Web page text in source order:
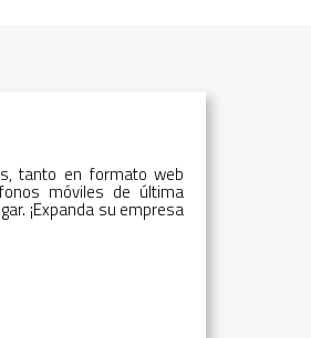
tanto en formato web
móviles de última
¡Expanda su empresa